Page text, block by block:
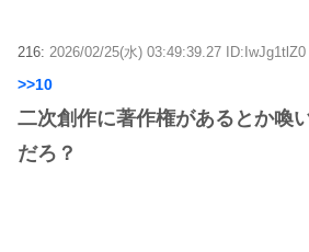
216: 2026/02/25(水) 03:49:39.27 ID:IwJg1tlZ0
>>10
二次創作に著作権があるとか喚
だろ？